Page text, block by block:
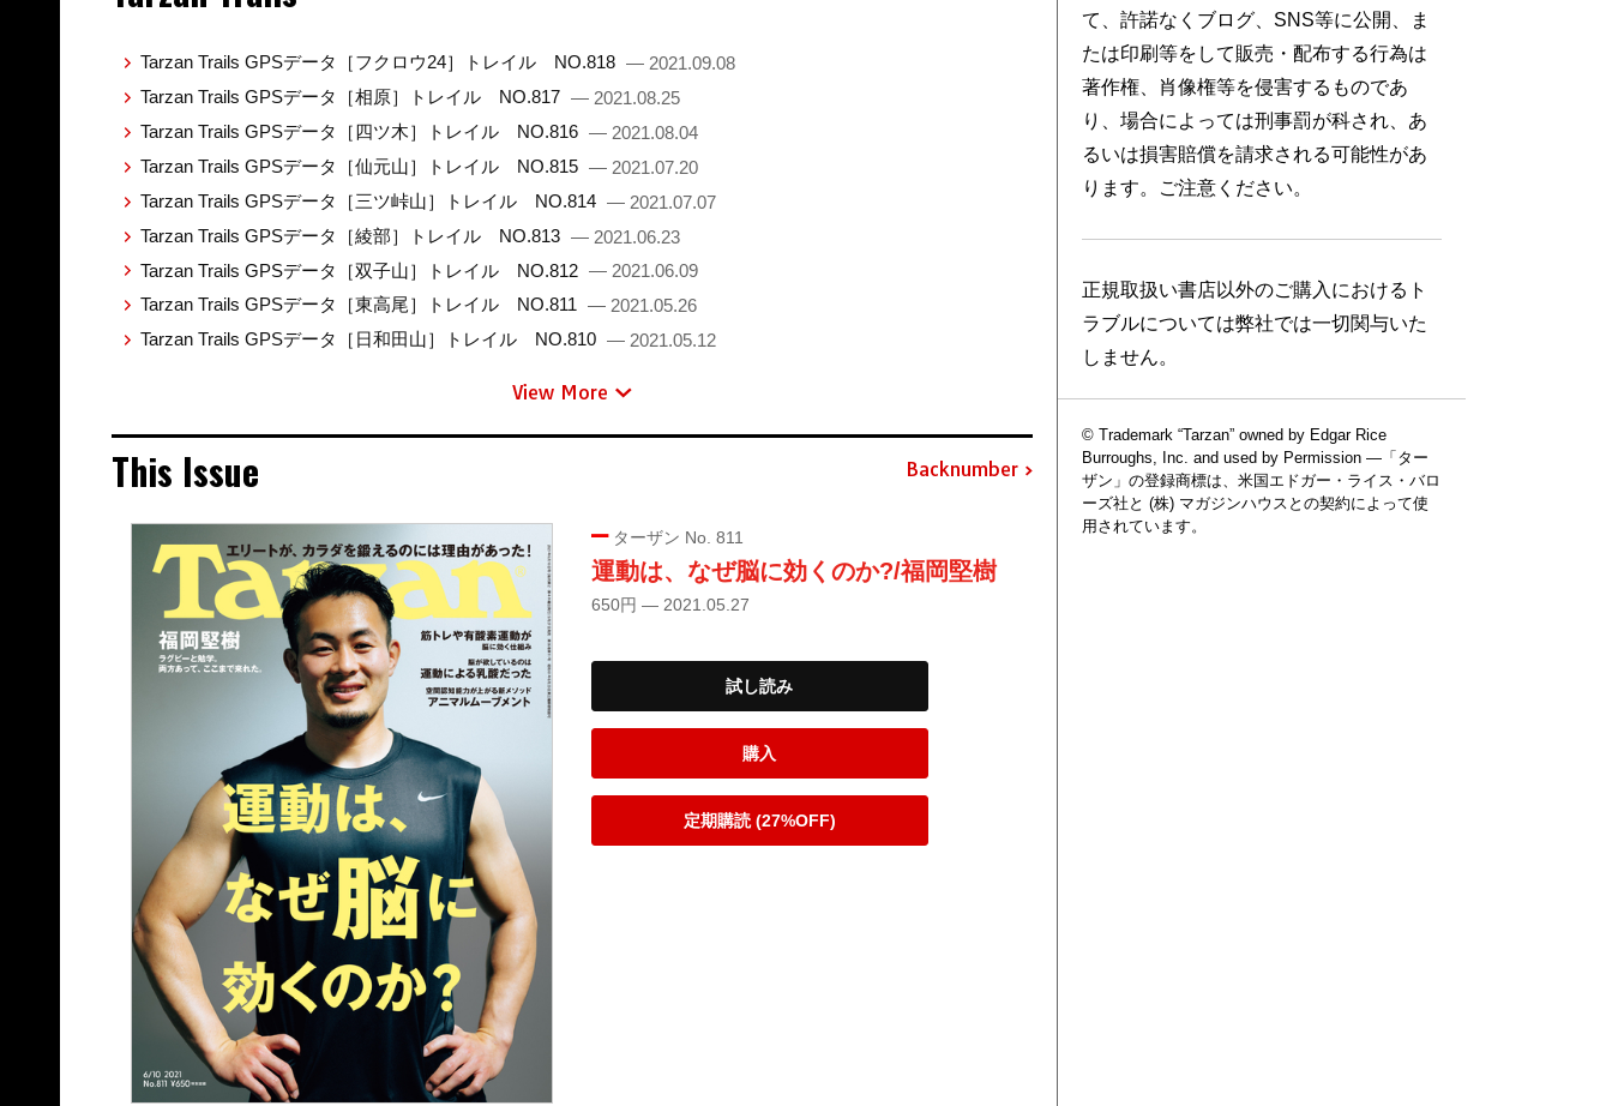
Tarzan Trails GPSデータ［フクロウ24］トレイル NO.818 — 2021.09.08
Tarzan Trails GPSデータ［相原］トレイル NO.817 — 2021.08.25
Tarzan Trails GPSデータ［四ツ木］トレイル NO.816 — 2021.08.04
Tarzan Trails GPSデータ［仙元山］トレイル NO.815 — 2021.07.20
Tarzan Trails GPSデータ［三ツ峠山］トレイル NO.814 — 2021.07.07
Tarzan Trails GPSデータ［綾部］トレイル NO.813 — 2021.06.23
Tarzan Trails GPSデータ［双子山］トレイル NO.812 — 2021.06.09
Tarzan Trails GPSデータ［東高尾］トレイル NO.811 — 2021.05.26
Tarzan Trails GPSデータ［日和田山］トレイル NO.810 — 2021.05.12
View More
This Issue Backnumber
ターザン No. 811
運動は、なぜ脳に効くのか?/福岡堅樹
650円 — 2021.05.27
試し読み
購入
定期購読 (27%OFF)
て、許諾なくブログ、SNS等に公開、ま
たは印刷等をして販売・配布する行為は
著作権、肖像権等を侵害するものであ
り、場合によっては刑事罰が科され、あ
るいは損害賠償を請求される可能性があ
ります。ご注意ください。
正規取扱い書店以外のご購入におけるト
ラブルについては弊社では一切関与いた
しません。
© Trademark “Tarzan” owned by Edgar Rice
Burroughs, Inc. and used by Permission —「ター
ザン」の登録商標は、米国エドガー・ライス・バロ
ーズ社と (株) マガジンハウスとの契約によって使
用されています。